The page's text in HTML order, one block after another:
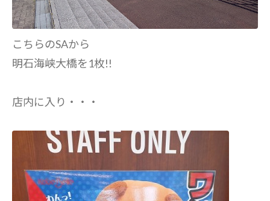
こちらのSAから
明石海峡大橋を1枚!!
店内に入り・・・